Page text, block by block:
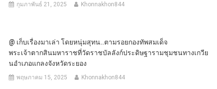
กุมภาพันธ์ 21, 2025 Khonnakhon844
@ เก็บเรื่องมาเล่า โดยหนุ่มสุทน..ตามรอยกองทัพสมเด็จ
พระเจ้าตากสินมหาราชที่วัดราชบัลลังก์ประดิษฐารามชุมชนทางเกวีย
นอําเภอแกลงจังหวัดระยอง
พฤษภาคม 15, 2025 Khonnakhon844